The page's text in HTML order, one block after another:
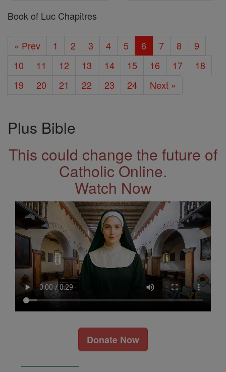
Book of Luc Chapitres
« Prev 1 2 3 4 5 6 7 8
9
10
11 12 13 14 15 16 17
18
19
20 21 22 23 24 Next »
Plus Bible
This could change the future of
Catholic Online.
Watch Now
Donate Now